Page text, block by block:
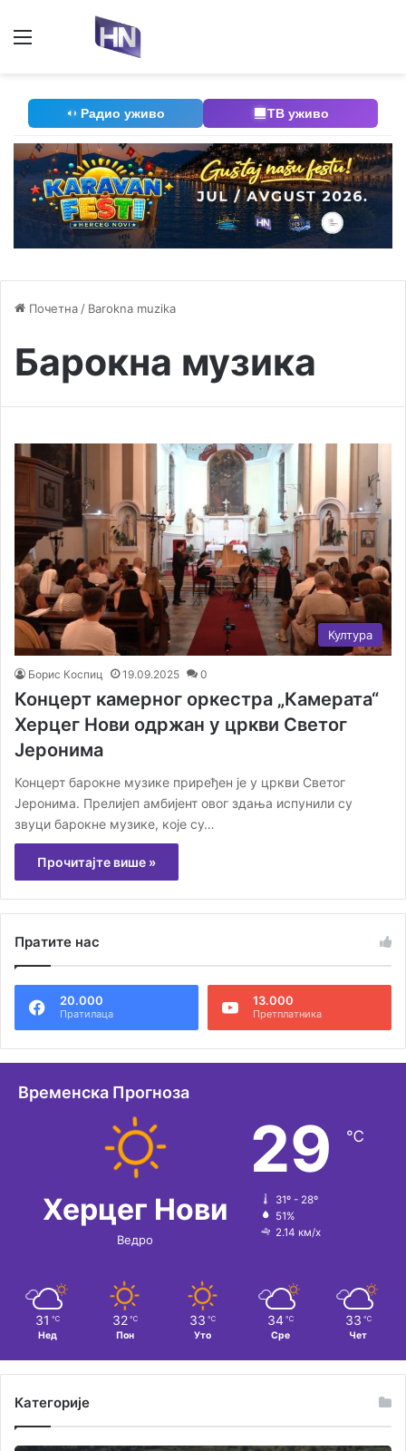
Радио уживо ТВ уживо
Почетна / Barokna muzika
Барокна музика
Култура
Борис Коспиц 19.09.2025 0
Концерт камерног оркестра „Камерата“
Херцег Нови одржан у цркви Светог
Јеронима
Концерт барокне музике приређен је у цркви Светог
Јеронима. Прелијеп амбијент овог здања испунили су
звуци барокне музике, које су…
Прочитајте више »
Пратите нас
20.000
Пратилаца
13.000
Претплатника
Временска Прогноза
Херцег Нови
Ведро
29 ℃
31º - 28º
51%
2.14 км/х
31 ℃
Нед
32 ℃
Пон
33 ℃
Уто
34 ℃
Сре
33 ℃
Чет
Категорије